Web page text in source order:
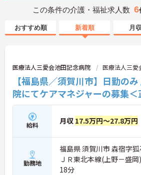
この条件の介護・福祉求人数 6
おすすめ順 新着順 月
医療法人三愛会池田記念病院 医療法人三愛
【福島県／須賀川市】日勤の
院にてケアマネジャーの募集＜
給料 月収 17.5万円～27.8万円
勤務地
福島県 須賀川市 森宿字
ＪＲ東北本線(上野－盛
18分